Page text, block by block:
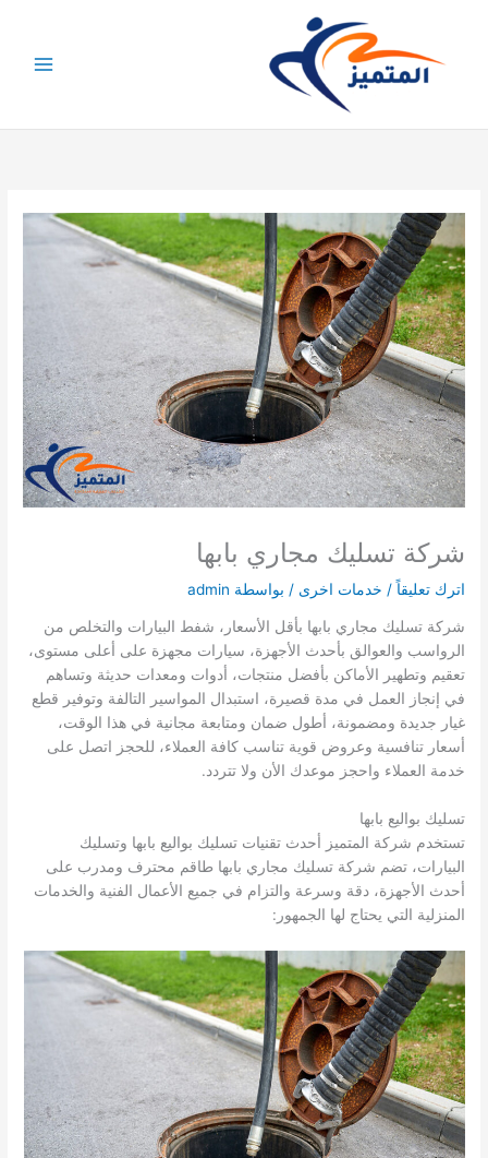
المحتوى
شركة تسليك مجاري بابها
اترك تعليقاً / خدمات اخرى / بواسطة admin
شركة تسليك مجاري بابها بأقل الأسعار، شفط البيارات والتخلص من
الرواسب والعوالق بأحدث الأجهزة، سيارات مجهزة على أعلى مستوى،
تعقيم وتطهير الأماكن بأفضل منتجات، أدوات ومعدات حديثة وتساهم
في إنجاز العمل في مدة قصيرة، استبدال المواسير التالفة وتوفير قطع
غيار جديدة ومضمونة، أطول ضمان ومتابعة مجانية في هذا الوقت،
أسعار تنافسية وعروض قوية تناسب كافة العملاء، للحجز اتصل على
خدمة العملاء واحجز موعدك الأن ولا تتردد.
تسليك بواليع بابها
تستخدم شركة المتميز أحدث تقنيات تسليك بواليع بابها وتسليك
البيارات، تضم شركة تسليك مجاري بابها طاقم محترف ومدرب على
أحدث الأجهزة، دقة وسرعة والتزام في جميع الأعمال الفنية والخدمات
المنزلية التي يحتاج لها الجمهور: